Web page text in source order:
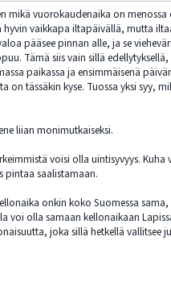
mikä vuorokaudenaika on
vaikkapa iltapäivällä, mutta
pääsee pinnan alle, ja se
Tämä siis vain sillä
paikassa ja ensimmäisenä
tässäkin kyse. Tuossa yksi syy,
liian monimutkaiseksi.
voisi olla uintisyvyys. Kuha
pintaa saalistamaan.
onkin koko Suomessa
olla samaan kellonaikaan
joka sillä hetkellä vallitsee